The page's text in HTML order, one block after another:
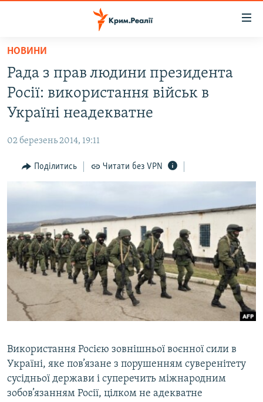
Перейти
основного
матеріалу
Перейти
до
основної
навігації
Перейти
пошуку
ВОДА.КРИМ
ВІДЕО ТА ФОТО
БЛОГИ
ПОГЛЯД
ІНТЕРВ'Ю
СПЕЦПРОЕКТИ
ДЕПОРТАЦІЯ
ВІДЕОУРОКИ «ELIFBE»
СВІДЧЕННЯ ОКУПАЦІЇ
УКРАЇНСЬКА ПРОБЛЕМА КРИМУ
ЯК ОБІЙТИ БЛОКУВАННЯ
Qırımtatar
Усі сайти RFE/RL
НОВИНИ
Рада з прав людини президента
Росії: використання військ в
Україні неадекватне
02 березень 2014, 19:11
Поділитись Читати без VPN
Використання Росією зовнішньої воєнної сили в
Україні, яке пов’язане з порушенням суверенітету
сусідньої держави і суперечить міжнародним
зобов’язанням Росії, цілком не адекватне